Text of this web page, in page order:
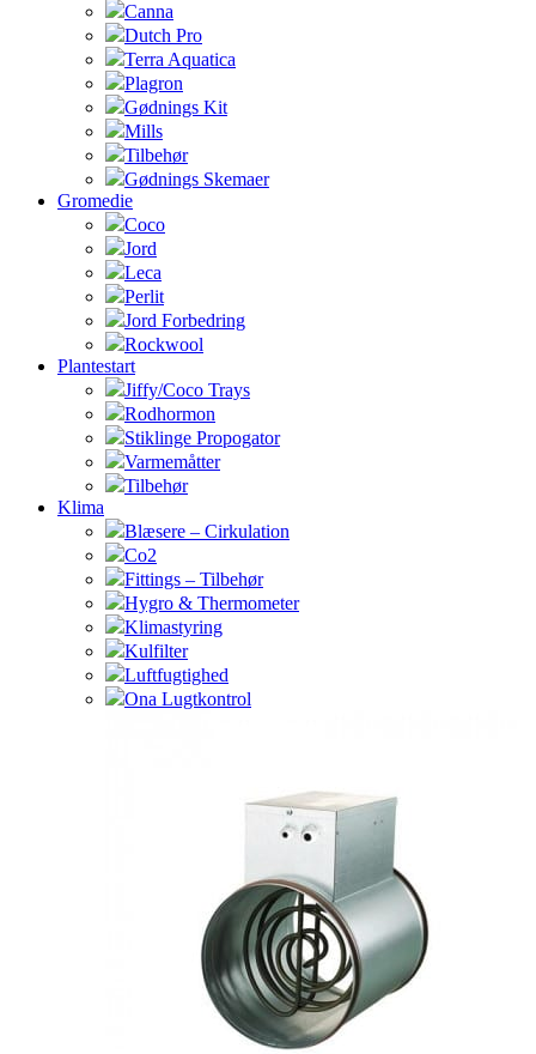
Canna
Dutch Pro
Terra Aquatica
Plagron
Gødnings Kit
Mills
Tilbehør
Gødnings Skemaer
Gromedie
Coco
Jord
Leca
Perlit
Jord Forbedring
Rockwool
Plantestart
Jiffy/Coco Trays
Rodhormon
Stiklinge Propogator
Varmemåtter
Tilbehør
Klima
Blæsere – Cirkulation
Co2
Fittings – Tilbehør
Hygro & Thermometer
Klimastyring
Kulfilter
Luftfugtighed
Ona Lugtkontrol